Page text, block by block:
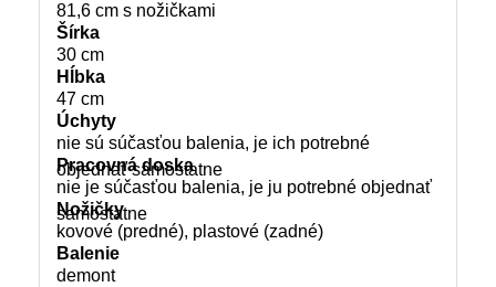
81,6 cm s nožičkami
Šírka
30 cm
Hĺbka
47 cm
Úchyty
nie sú súčasťou balenia, je ich potrebné
objednať samostatne
Pracovná doska
nie je súčasťou balenia, je ju potrebné objednať
samostatne
Nožičky
kovové (predné), plastové (zadné)
Balenie
demont